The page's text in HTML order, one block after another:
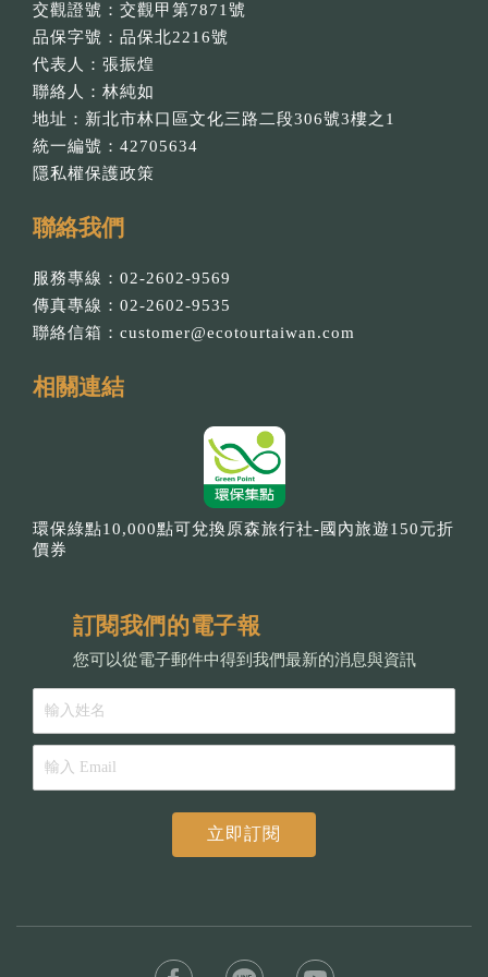
交觀證號：交觀甲第7871號
品保字號：品保北2216號
代表人：張振煌
聯絡人：林純如
地址：新北市林口區文化三路二段306號3樓之1
統一編號：42705634
隱私權保護政策
聯絡我們
服務專線：02-2602-9569
傳真專線：02-2602-9535
聯絡信箱： customer@ecotourtaiwan.com
相關連結
環保綠點10,000點可兌換原森旅行社-國內旅遊150元折
價券
訂閱我們的電子報
您可以從電子郵件中得到我們最新的消息與資訊
立即訂閱